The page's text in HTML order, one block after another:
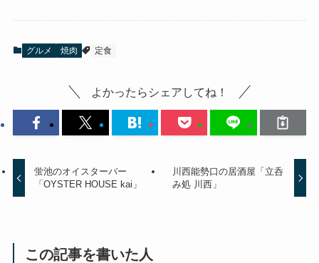
グルメ 焼肉 定食
よかったらシェアしてね！
蛍池のオイスターバー
「OYSTER HOUSE kai」
川西能勢口の居酒屋「立呑
み処 川西」
この記事を書いた人